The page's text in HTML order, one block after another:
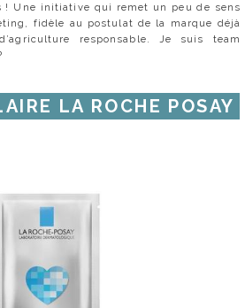
! Une initiative qui remet un peu de sens
fidèle au postulat de la marque déjà
responsable. Je suis team
LA ROCHE POSAY